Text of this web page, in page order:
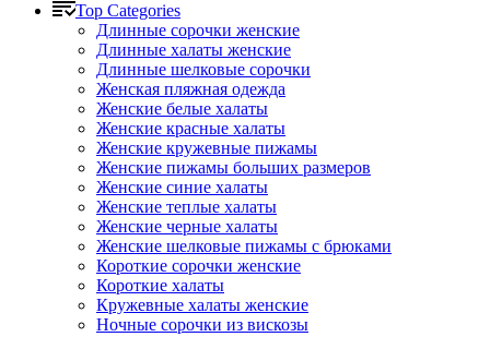
Top Categories
Длинные сорочки женские
Длинные халаты женские
Длинные шелковые сорочки
Женская пляжная одежда
Женские белые халаты
Женские красные халаты
Женские кружевные пижамы
Женские пижамы больших размеров
Женские синие халаты
Женские теплые халаты
Женские черные халаты
Женские шелковые пижамы с брюками
Короткие сорочки женские
Короткие халаты
Кружевные халаты женские
Ночные сорочки из вискозы